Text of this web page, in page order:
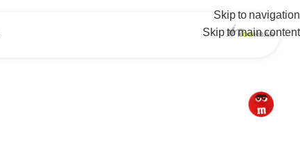
Skip to navigation
Skip to main content